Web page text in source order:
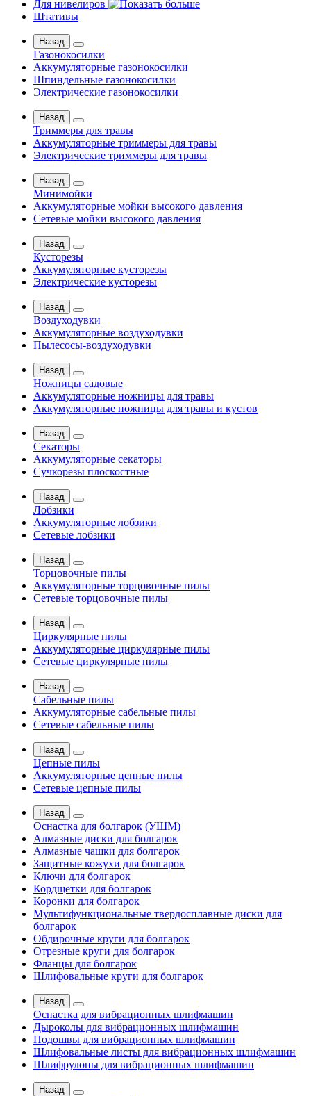
Для нивелиров
Штативы
Назад
Газонокосилки
Аккумуляторные газонокосилки
Шпиндельные газонокосилки
Электрические газонокосилки
Назад
Триммеры для травы
Аккумуляторные триммеры для травы
Электрические триммеры для травы
Назад
Минимойки
Аккумуляторные мойки высокого давления
Сетевые мойки высокого давления
Назад
Кусторезы
Аккумуляторные кусторезы
Электрические кусторезы
Назад
Воздуходувки
Аккумуляторные воздуходувки
Пылесосы-воздуходувки
Назад
Ножницы садовые
Аккумуляторные ножницы для травы
Аккумуляторные ножницы для травы и кустов
Назад
Секаторы
Аккумуляторные секаторы
Сучкорезы плоскостные
Назад
Лобзики
Аккумуляторные лобзики
Сетевые лобзики
Назад
Торцовочные пилы
Аккумуляторные торцовочные пилы
Сетевые торцовочные пилы
Назад
Циркулярные пилы
Аккумуляторные циркулярные пилы
Сетевые циркулярные пилы
Назад
Сабельные пилы
Аккумуляторные сабельные пилы
Сетевые сабельные пилы
Назад
Цепные пилы
Аккумуляторные цепные пилы
Сетевые цепные пилы
Назад
Оснастка для болгарок (УШМ)
Алмазные диски для болгарок
Алмазные чашки для болгарок
Защитные кожухи для болгарок
Ключи для болгарок
Кордщетки для болгарок
Коронки для болгарок
Мультифункциональные твердосплавные диски для
болгарок
Обдирочные круги для болгарок
Отрезные круги для болгарок
Фланцы для болгарок
Шлифовальные круги для болгарок
Назад
Оснастка для вибрационных шлифмашин
Дыроколы для вибрационных шлифмашин
Подошвы для вибрационных шлифмашин
Шлифовальные листы для вибрационных шлифмашин
Шлифрулоны для вибрационных шлифмашин
Назад